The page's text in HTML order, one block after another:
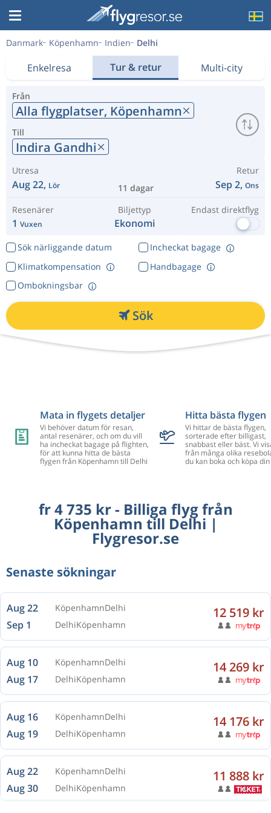
Danmark Köpenhamn Indien Delhi
Enkelresa Tur & retur Multi-city
Från
Alla flygplatser, Köpenhamn
Till
Indira Gandhi
Utresa
Aug 22, Lör 11 dagar
Retur
Sep 2, Ons
Resenärer
1 Vuxen
Biljettyp
Ekonomi
Endast direktflyg
Sök närliggande datum
Incheckat bagage
Klimatkompensation
Ombokningsbar
Handbagage
Sök
Mata in flygets detaljer
Vi behöver datum för resan,
antal resenärer, och om du vill
ha incheckat bagage på flighten,
för att kunna hitta de bästa
flygen från Köpenhamn till Delhi
Hitta bästa flygen
Vi hittar de bästa flygen,
sorterade efter billigast,
snabbast eller bäst. Vi
från många olika
du kan boka och köpa
fr 4 735 kr - Billiga flyg från
Köpenhamn till Delhi |
Flygresor.se
Senaste sökningar
Aug 22 KöpenhamnDelhi
Sep 1 DelhiKöpenhamn
12 519 kr
Aug 10 KöpenhamnDelhi
Aug 17 DelhiKöpenhamn
14 269 kr
Aug 16 KöpenhamnDelhi
Aug 19 DelhiKöpenhamn
14 176 kr
Aug 22 KöpenhamnDelhi
Aug 30 DelhiKöpenhamn
11 888 kr